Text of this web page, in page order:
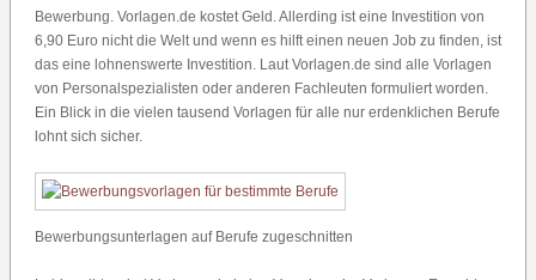
Bewerbung. Vorlagen.de kostet Geld. Allerding ist eine Investition von
6,90 Euro nicht die Welt und wenn es hilft einen neuen Job zu finden, ist
das eine lohnenswerte Investition. Laut Vorlagen.de sind alle Vorlagen
von Personalspezialisten oder anderen Fachleuten formuliert worden.
Ein Blick in die vielen tausend Vorlagen für alle nur erdenklichen Berufe
lohnt sich sicher.
Bewerbungsunterlagen auf Berufe zugeschnitten